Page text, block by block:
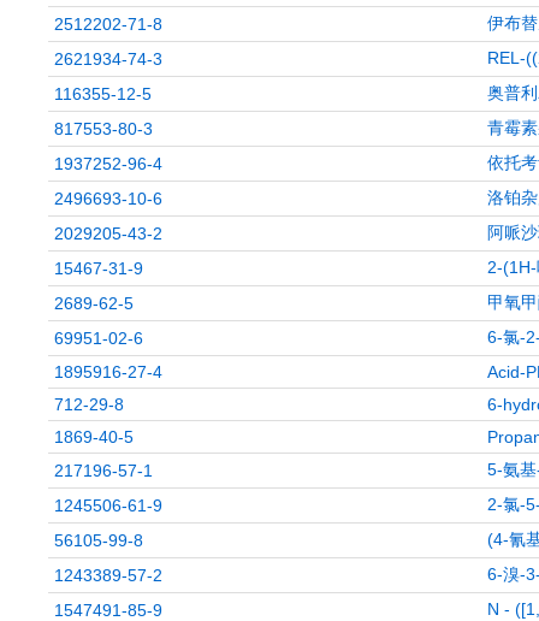
2512202-71-8
伊布
2621934-74-3
REL-
116355-12-5
奥普
817553-80-3
青霉
1937252-96-4
依托
2496693-10-6
洛铂
2029205-43-2
阿哌
15467-31-9
2-
2689-62-5
甲氧
69951-02-6
6-氯-
1895916-27-4
Acid-
712-29-8
6-
1869-40-5
217196-57-1
5-氨
1245506-61-9
2-氯-
56105-99-8
(4-氰
1243389-57-2
6-溴-
1547491-85-9
N -